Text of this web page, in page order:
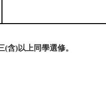
含)以上同學選修。